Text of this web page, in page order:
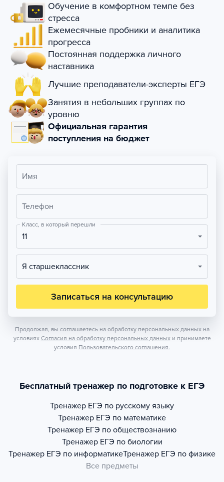
Обучение в комфортном темпе без
стресса
Ежемесячные пробники и аналитика
прогресса
Постоянная поддержка личного
наставника
Лучшие преподаватели-эксперты ЕГЭ
Занятия в небольших группах по
уровню
Официальная гарантия
поступления на бюджет
Имя
Телефон
Класс, в который перешли
11
Я старшеклассник
Записаться на консультацию
Продолжая, вы соглашаетесь на обработку персональных данных на
условиях Согласия на обработку персональных данных и принимаете
условия Пользовательского соглашения.
Бесплатный тренажер по подготовке к ЕГЭ
Тренажер ЕГЭ по русскому языку
Тренажер ЕГЭ по математике
Тренажер ЕГЭ по обществознанию
Тренажер ЕГЭ по биологии
Тренажер ЕГЭ по информатикеТренажер ЕГЭ по физике
Все предметы